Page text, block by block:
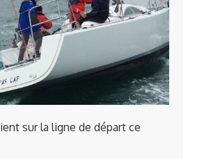
sur la ligne de départ ce